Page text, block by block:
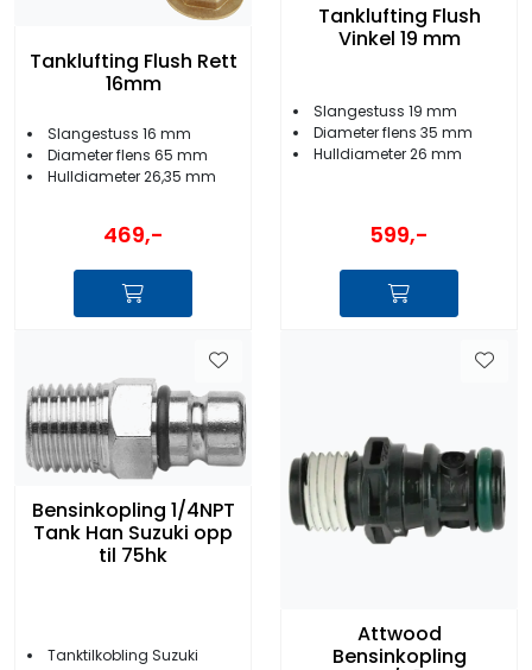
Tanklufting Flush Rett
16mm
Slangestuss 16 mm
Diameter flens 65 mm
Hulldiameter 26,35 mm
469,-
Tanklufting Flush
Vinkel 19 mm
Slangestuss 19 mm
Diameter flens 35 mm
Hulldiameter 26 mm
599,-
Bensinkopling 1/4NPT
Tank Han Suzuki opp
til 75hk
Tanktilkobling Suzuki
Attwood
Bensinkopling